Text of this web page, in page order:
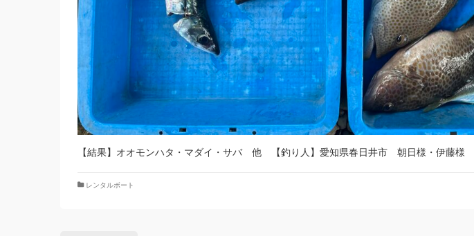
【結果】オオモンハタ・マダイ・サバ 他 【釣り人】愛知県春日井市 朝日様・伊藤様
レンタルボート